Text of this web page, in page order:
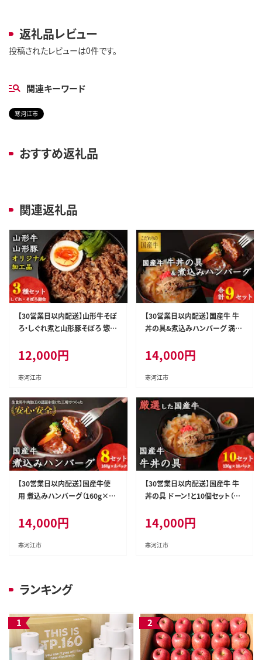
返礼品レビュー
投稿されたレビューは0件です。
関連キーワード
寒河江市
おすすめ返礼品
関連返礼品
【30営業日以内配送】山形牛そぼ
ろ・しぐれ煮と山形豚そぼろ 惣菜
2-D-YL003
12,000円
寒河江市
【30営業日以内配送】国産牛 牛
丼の具&煮込みハンバーグ 満足
玉ねぎが旨い簡単惣菜》 湯煎で
温めるだけ 014-D-YL008
14,000円
寒河江市
【30営業日以内配送】国産牛使
用 煮込みハンバーグ（160g×8
製法のデミグラス》 014-D-YL0
14,000円
寒河江市
【30営業日以内配送】国産牛 牛
丼の具 ドーン！と10個セット（13
簡単便利なお惣菜】 014-D-YL
14,000円
寒河江市
ランキング